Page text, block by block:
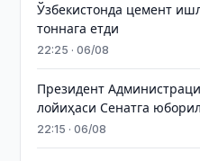
Ўзбекистонда цемент
тоннага етди
22:25 · 06/08
Президент
лойиҳаси Сенатга
22:15 · 06/08